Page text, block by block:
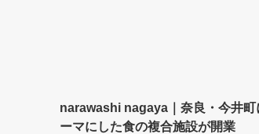
narawashi nagaya｜奈良・今井町
ーマにした食の複合施設が開業